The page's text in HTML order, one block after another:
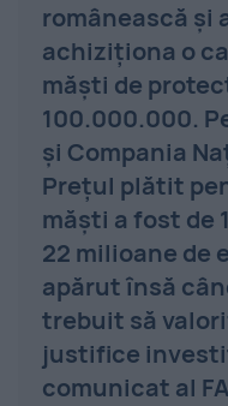
românească și
achiziționa o
măști de
100.000.000.
și Compania
Prețul plătit
măști a fost de
22 milioane de
apărut însă
trebuit să
justifice
comunicat al